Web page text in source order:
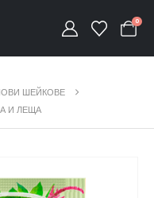
0
ШЕЙКОВЕ
И ЛЕЩА